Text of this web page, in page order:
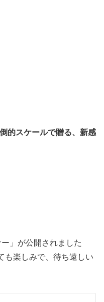
的スケールで贈る、新感
」が公開されました
も楽しみで、待ち遠しい